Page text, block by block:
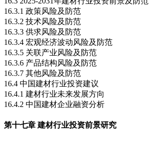
16.3.1 政策风险及防范
16.3.2 技术风险及防范
16.3.3 供求风险及防范
16.3.4 宏观经济波动风险及防范
16.3.5 关联产业风险及防范
16.3.6 产品结构风险及防范
16.3.7 其他风险及防范
16.4 中国建材行业投资建议
16.4.1 建材行业未来发展方向
16.4.2 中国建材企业融资分析
第十七章 建材行业投资前景研究